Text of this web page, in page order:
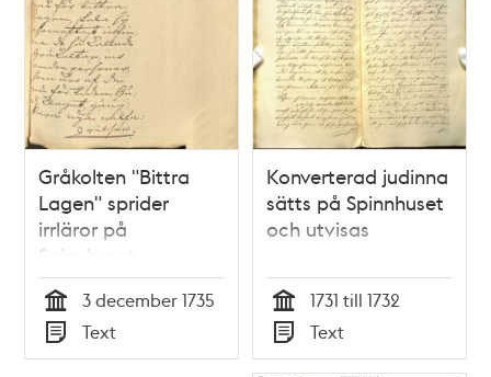
Gråkolten "Bittra
Lagen" sprider
irrläror på
Spinnhuset
Tid
3 december 1735
Typ
Text
Konverterad judinna
sätts på Spinnhuset
och utvisas
Tid
1731 till 1732
Typ
Text